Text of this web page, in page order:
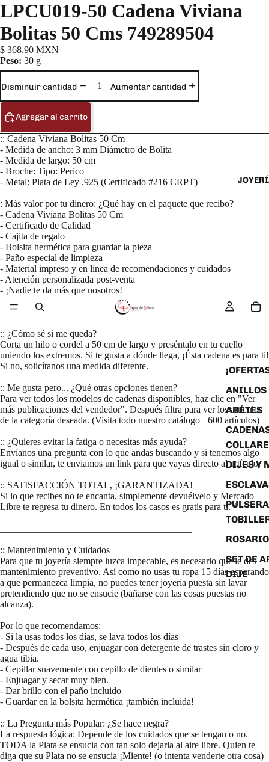
ANILLOS
ARETES
DIJES Y
SET DE
DIJE
LPCU019-50 Cadena Viviana
Bolitas 50 Cms 749289504
$ 368.90 MXN
Peso: 30 g
Disminuir cantidad Aumentar cantidad
Agregar al carrito
:: Cadena Viviana Bolitas 50 Cm
- Medida de ancho: 3 mm Diámetro de Bolita
- Medida de largo: 50 cm
- Broche: Tipo: Perico
- Metal: Plata de Ley .925 (Certificado #216 CRPT)
: Más valor por tu dinero: ¿Qué hay en el paquete que recibo?
- Cadena Viviana Bolitas 50 Cm
- Certificado de Calidad
- Cajita de regalo
- Bolsita hermética para guardar la pieza
- Paño especial de limpieza
- Material impreso y en linea de recomendaciones y cuidados
- Atención personalizada post-venta
- ¡Nadie te da más que nosotros!
________________________________________
:: ¿Cómo sé si me queda?
Corta un hilo o cordel a 50 cm de largo y preséntalo en tu cuello
uniendo los extremos. Si te gusta a dónde llega, ¡Ésta cadena es para ti!
Si no, solicítanos una medida diferente.
:: Me gusta pero... ¿Qué otras opciones tienen?
Para ver todos los modelos de cadenas disponibles, haz clic en "Ver
más publicaciones del vendedor". Después filtra para ver los artículos
de la categoría deseada. (Visita todo nuestro catálogo +600 artículos)
:: ¿Quieres evitar la fatiga o necesitas más ayuda?
Envíanos una pregunta con lo que andas buscando y si tenemos algo
igual o similar, te enviamos un link para que vayas directo al artículo.
:: SATISFACCIÓN TOTAL, ¡GARANTIZADA!
Si lo que recibes no te encanta, simplemente devuélvelo y Mercado
Libre te regresa tu dinero. En todos los casos es gratis para ti. *
:: Mantenimiento y Cuidados
Para que tu joyería siempre luzca impecable, es necesario que le des
mantenimiento preventivo. Así como no usas tu ropa 15 días esperando
a que permanezca limpia, no puedes tener joyería puesta sin lavar
pretendiendo que no se ensucie (bañarse con las cosas puestas no
alcanza).
Por lo que recomendamos:
- Si la usas todos los días, se lava todos los días
- Después de cada uso, enjuagar con detergente de trastes sin cloro y
agua tibia.
- Cepillar suavemente con cepillo de dientes o similar
- Enjuagar y secar muy bien.
- Dar brillo con el paño incluido
- Guardar en la bolsita hermética ¡también incluida!
:: La Pregunta más Popular: ¿Se hace negra?
La respuesta lógica: Depende de los cuidados que se tengan o no.
TODA la Plata se ensucia con tan solo dejarla al aire libre. Quien te
diga que su Plata no se ensucia ¡Miente! (o intenta venderte otra cosa)